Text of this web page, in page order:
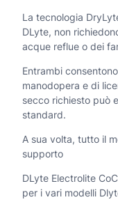
La tecnologia
DLyte, non
acque reflue o dei
Entrambi
manodopera e di
secco richiesto può
standard.
A sua volta, tutto il
supporto
DLyte Electrolite
per i vari modelli